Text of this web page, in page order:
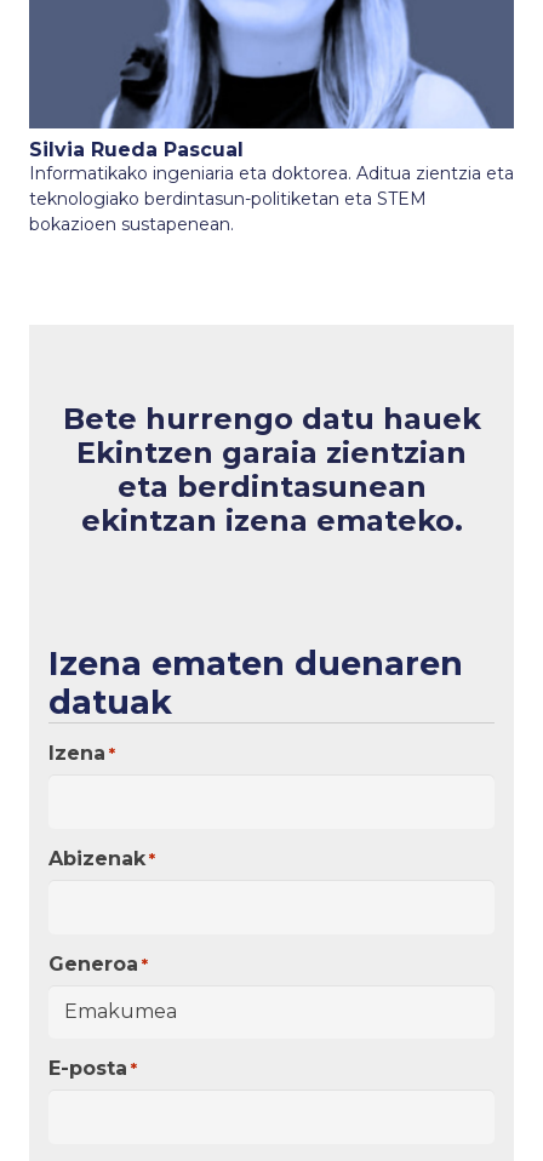
Silvia Rueda Pascual
Informatikako ingeniaria eta doktorea. Aditua zientzia eta
teknologiako berdintasun-politiketan eta STEM
bokazioen sustapenean.
Bete hurrengo datu hauek
Ekintzen garaia zientzian
eta berdintasunean
ekintzan izena emateko.
Izena ematen duenaren
datuak
Izena *
Abizenak *
Generoa *
E-posta *